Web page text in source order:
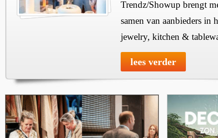
Trendz/Showup brengt
samen van aanbieders in
jewelry, kitchen &
lees verder